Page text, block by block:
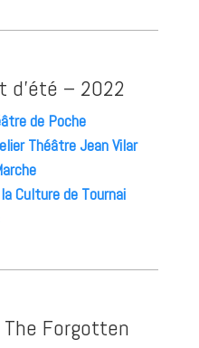
d’été – 2022
de Poche
Théâtre Jean Vilar
Culture de Tournai
The Forgotten